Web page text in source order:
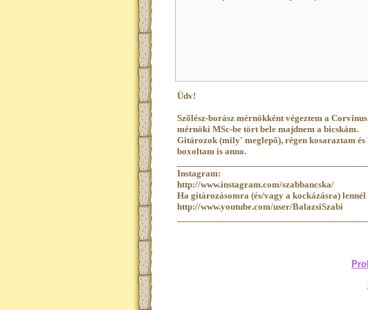
Üdv!
Szőlész-borász mérnökként végeztem a
mérnöki MSc-be tört bele majdnem a bicskám.
Gitározok (mily' meglepő), régen kosaraztam
boxoltam is anno.
Instagram:
http://www.instagram.com/szabbancska/
Ha gitározásomra (és/vagy a kockázásra)
http://www.youtube.com/user/BalazsiSzabi